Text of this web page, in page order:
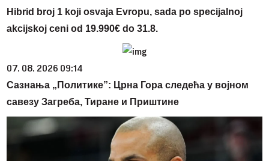
Hibrid broj 1 koji osvaja Evropu, sada po specijalnoj
akcijskoj ceni od 19.990€ do 31.8.
07. 08. 2026 09:14
Сазнања „Политике”: Црна Гора следећа у војном
савезу Загреба, Тиране и Приштине